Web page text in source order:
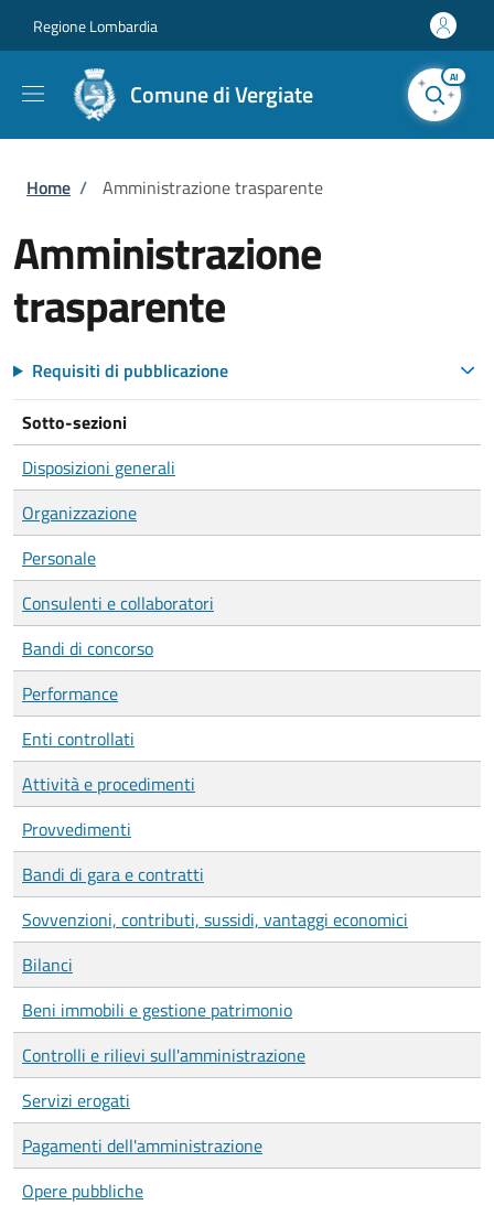
Regione Lombardia
Comune di Vergiate
AI
Briciole di pane
Home / Amministrazione trasparente
Amministrazione
trasparente
Requisiti di pubblicazione
Sotto-sezioni
Disposizioni generali
Organizzazione
Personale
Consulenti e collaboratori
Bandi di concorso
Performance
Enti controllati
Attività e procedimenti
Provvedimenti
Bandi di gara e contratti
Sovvenzioni, contributi, sussidi, vantaggi economici
Bilanci
Beni immobili e gestione patrimonio
Controlli e rilievi sull'amministrazione
Servizi erogati
Pagamenti dell'amministrazione
Opere pubbliche